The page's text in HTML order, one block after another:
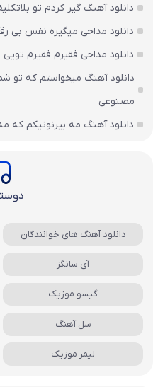
دانلود آهنگ گیر کردم تو
دانلود مداحی میگیره نفس بی
دانلود مداحی فقیرم فقیرم
دانلود آهنگ میخواستم که تو
مصنوعی
دانلود آهنگ مه بیرنونیکم که
دانلود آهنگ های خوانندگان
آی سانگز
گیسو موزیک
سل آهنگ
لیمر موزیک